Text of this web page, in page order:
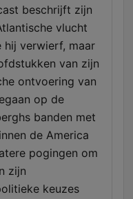
beschrijft zijn
vlucht
hij verwierf, maar
van zijn
ontvoering van
op de
banden met
de America
pogingen om
zijn
keuzes